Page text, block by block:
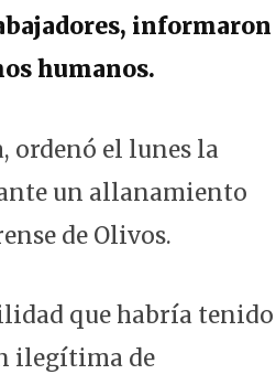
informaron
humanos.
ordenó el lunes la
un allanamiento
de Olivos.
que habría tenido
ilegítima de